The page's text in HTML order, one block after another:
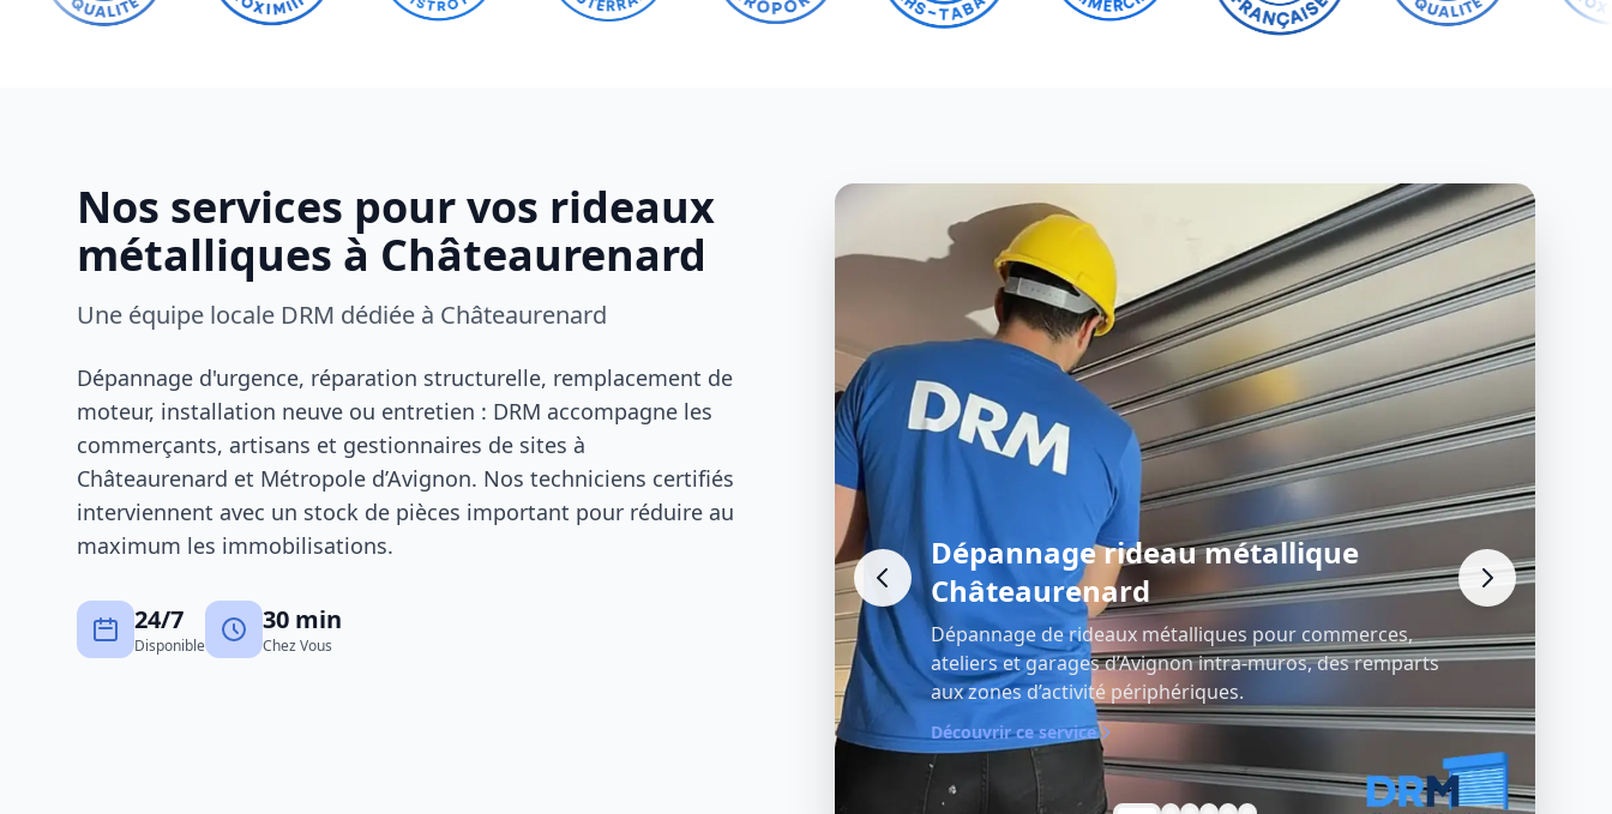
Nos services pour vos rideaux
métalliques à Châteaurenard
Une équipe locale DRM dédiée à Châteaurenard
Dépannage d'urgence, réparation structurelle, remplacement de
moteur, installation neuve ou entretien : DRM accompagne les
commerçants, artisans et gestionnaires de sites à
Châteaurenard et Métropole d’Avignon. Nos techniciens certifiés
interviennent avec un stock de pièces important pour réduire au
maximum les immobilisations.
24/7
Disponible
30 min
Chez Vous
Dépannage rideau métallique
Dépannage de rideaux métalliques pour commerces,
ateliers et garages d’Avignon intra‑muros, des remparts
Réparation rideau métallique
Châteaurenard
Réparation complète de rideaux métalliques pour
commerces d’Avignon, avec diagnostic précis et
solutions durables adaptées au bâti local.
Découvrir ce service